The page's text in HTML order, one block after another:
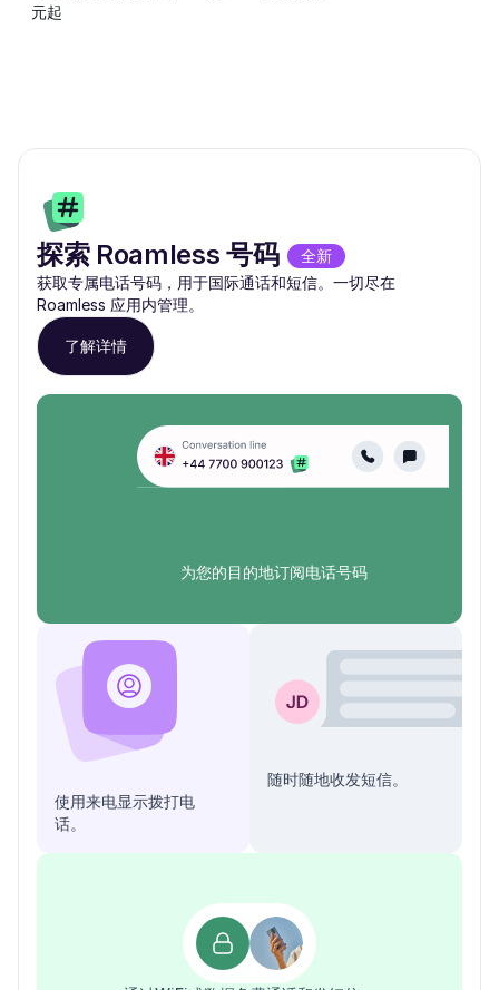
元起
探索 Roamless 号码
全新
获取专属电话号码，用于国际通话和短信。一切尽在
Roamless 应用内管理。
了解详情
为您的目的地订阅电话号码
使用来电显示拨打电
话。
随时随地收发短信。